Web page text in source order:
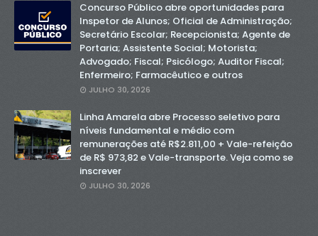
Concurso Público abre oportunidades para
Inspetor de Alunos; Oficial de Administração;
Secretário Escolar; Recepcionista; Agente de
Portaria; Assistente Social; Motorista;
Advogado; Fiscal; Psicólogo; Auditor Fiscal;
Enfermeiro; Farmacêutico e outros
JULHO 30, 2026
Linha Amarela abre Processo seletivo para
níveis fundamental e médio com
remunerações até R$2.811,00 + Vale-refeição
de R$ 973,82 e Vale-transporte. Veja como se
inscrever
JULHO 30, 2026